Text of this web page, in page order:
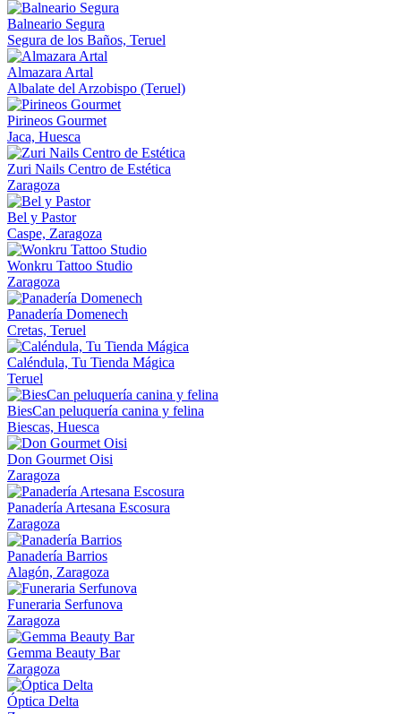
Balneario Segura
Segura de los Baños, Teruel
Almazara Artal
Albalate del Arzobispo (Teruel)
Pirineos Gourmet
Jaca, Huesca
Zuri Nails Centro de Estética
Zaragoza
Bel y Pastor
Caspe, Zaragoza
Wonkru Tattoo Studio
Zaragoza
Panadería Domenech
Cretas, Teruel
Caléndula, Tu Tienda Mágica
Teruel
BiesCan peluquería canina y felina
Biescas, Huesca
Don Gourmet Oisi
Zaragoza
Panadería Artesana Escosura
Zaragoza
Panadería Barrios
Alagón, Zaragoza
Funeraria Serfunova
Zaragoza
Gemma Beauty Bar
Zaragoza
Óptica Delta